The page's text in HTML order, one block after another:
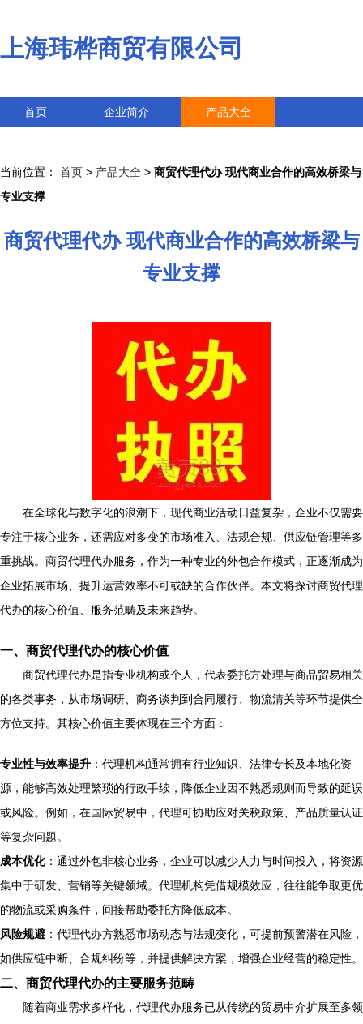
上海玮桦商贸有限公司
首页 企业简介 产品大全
当前位置： 首页 > 产品大全 > 商贸代理代办 现代商业合作的高效桥梁与
专业支撑
商贸代理代办 现代商业合作的高效桥梁与
专业支撑
在全球化与数字化的浪潮下，现代商业活动日益复杂，企业不仅需要
专注于核心业务，还需应对多变的市场准入、法规合规、供应链管理等多
重挑战。商贸代理代办服务，作为一种专业的外包合作模式，正逐渐成为
企业拓展市场、提升运营效率不可或缺的合作伙伴。本文将探讨商贸代理
代办的核心价值、服务范畴及未来趋势。
一、商贸代理代办的核心价值
商贸代理代办是指专业机构或个人，代表委托方处理与商品贸易相关
的各类事务，从市场调研、商务谈判到合同履行、物流清关等环节提供全
方位支持。其核心价值主要体现在三个方面：
专业性与效率提升 ：代理机构通常拥有行业知识、法律专长及本地化资
源，能够高效处理繁琐的行政手续，降低企业因不熟悉规则而导致的延误
或风险。例如，在国际贸易中，代理可协助应对关税政策、产品质量认证
等复杂问题。
成本优化：通过外包非核心业务，企业可以减少人力与时间投入，将资源
集中于研发、营销等关键领域。代理机构凭借规模效应，往往能争取更优
的物流或采购条件，间接帮助委托方降低成本。
风险规避 ：代理代办方熟悉市场动态与法规变化，可提前预警潜在风险，
如供应链中断、合规纠纷等，并提供解决方案，增强企业经营的稳定性。
二、商贸代理代办的主要服务范畴
随着商业需求多样化，代理代办服务已从传统的贸易中介扩展至多领